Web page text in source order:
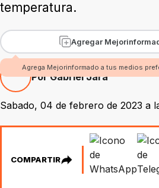
temperatura.
Agregar
Agrega Mejorinformado a tus medios
Por Gabriel Jara
Sabado, 04 de febrero de 2023 a
COMPARTIR